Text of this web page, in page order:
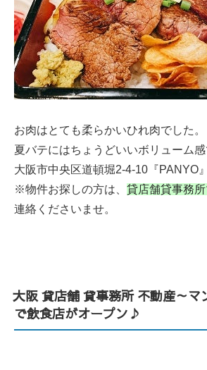
お肉はとても柔らかいひれ肉でした。
夏バテにはちょうどいいボリューム感
大阪市中央区道頓堀2-4-10『PANYO』
※物件お探しの方は、 貸店舗貸事務
連絡くださいませ。
大阪 貸店舗 貸事務所 不動産～マ
で飲食店がオープン♪